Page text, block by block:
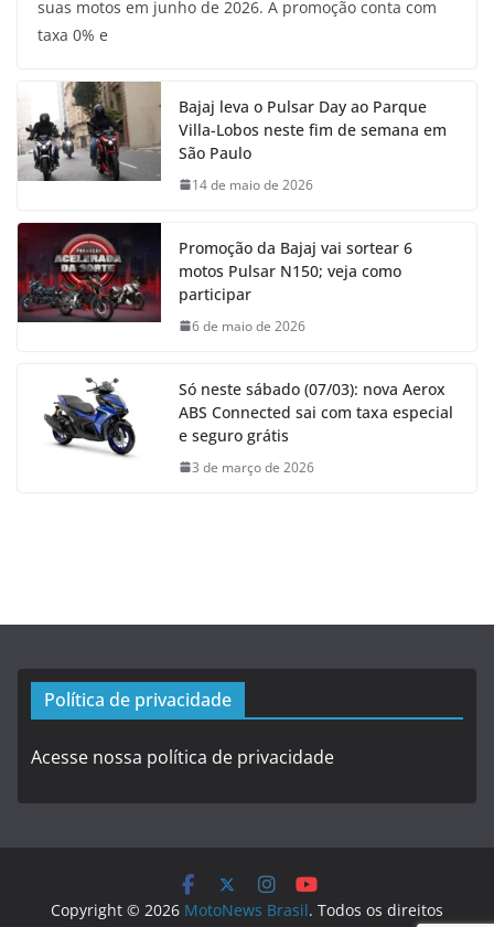
suas motos em junho de 2026. A promoção conta com
taxa 0% e
Bajaj leva o Pulsar Day ao Parque
Villa-Lobos neste fim de semana em
São Paulo
14 de maio de 2026
Promoção da Bajaj vai sortear 6
motos Pulsar N150; veja como
participar
6 de maio de 2026
Só neste sábado (07/03): nova Aerox
ABS Connected sai com taxa especial
e seguro grátis
3 de março de 2026
Política de privacidade
Acesse nossa política de privacidade
Copyright © 2026 MotoNews Brasil. Todos os direitos